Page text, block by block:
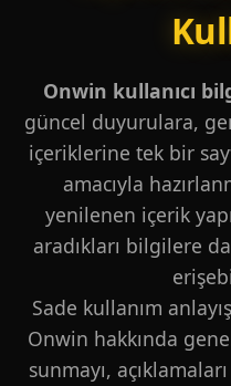
Onwin kullanıcı
güncel duyurulara,
içeriklerine tek bir
amacıyla
yenilenen içerik
aradıkları bilgilere
Sade kullanım
Onwin hakkında
sunmayı,